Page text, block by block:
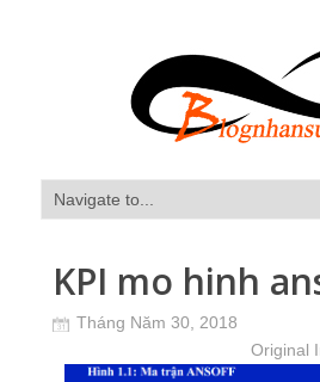
KPI mo hinh
Tháng Năm 30, 2018
Original